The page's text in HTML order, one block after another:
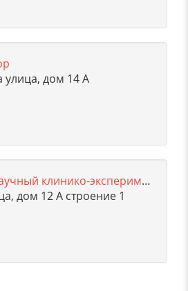
дом 14 А
Федеральный научный клинико-экспериментальный центр традиционных методов диагностики и лечения
дом 12 А строение 1